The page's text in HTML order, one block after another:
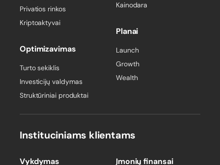
Privatios rinkos
Kriptoaktyvai
Optimizavimas
Turto sekiklis
Investicijų valdymas
Struktūriniai produktai
Kainodara
Planai
Launch
Growth
Wealth
Instituciniams klientams
Vykdymas Įmonių finansai